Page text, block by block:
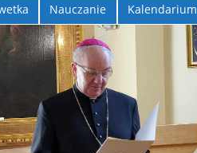
Nauczanie Kalendarium